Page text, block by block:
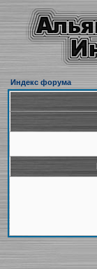
Индекс форума